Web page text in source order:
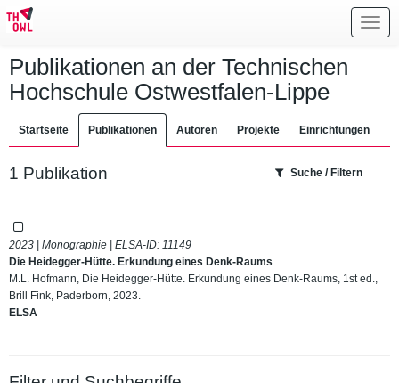
Publikationen an der Technischen
Hochschule Ostwestfalen-Lippe
Startseite Publikationen Autoren Projekte Einrichtungen
1 Publikation Suche / Filtern
2023 | Monographie | ELSA-ID: 11149
Die Heidegger-Hütte. Erkundung eines Denk-Raums
M.L. Hofmann, Die Heidegger-Hütte. Erkundung eines Denk-Raums, 1st ed.,
Brill Fink, Paderborn, 2023.
ELSA